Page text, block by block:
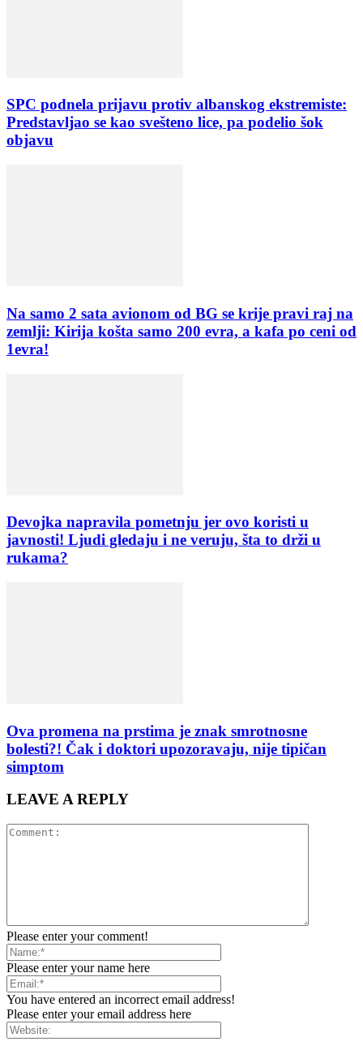
SPC podnela prijavu protiv albanskog ekstremiste:
Predstavljao se kao svešteno lice, pa podelio šok
objavu
Na samo 2 sata avionom od BG se krije pravi raj na
zemlji: Kirija košta samo 200 evra, a kafa po ceni od
1evra!
Devojka napravila pometnju jer ovo koristi u
javnosti! Ljudi gledaju i ne veruju, šta to drži u
rukama?
Ova promena na prstima je znak smrotnosne
bolesti?! Čak i doktori upozoravaju, nije tipičan
simptom
LEAVE A REPLY
Please enter your comment!
Please enter your name here
You have entered an incorrect email address!
Please enter your email address here